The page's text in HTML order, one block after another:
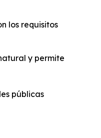
los requisitos
y permite
públicas